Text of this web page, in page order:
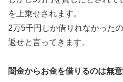
を上乗せされます。
2万5千円しか借りれなかった
返せと言ってきます。
闇金からお金を借りるのは無